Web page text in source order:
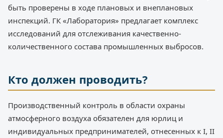
быть проверены в ходе плановых и внеплановых
инспекций. ГК «Лаборатория» предлагает комплекс
исследований для отслеживания качественно-
количественного состава промышленных выбросов.
Кто должен проводить?
Производственный контроль в области охраны
атмосферного воздуха обязателен для юрлиц и
индивидуальных предпринимателей, отнесенных к I, II